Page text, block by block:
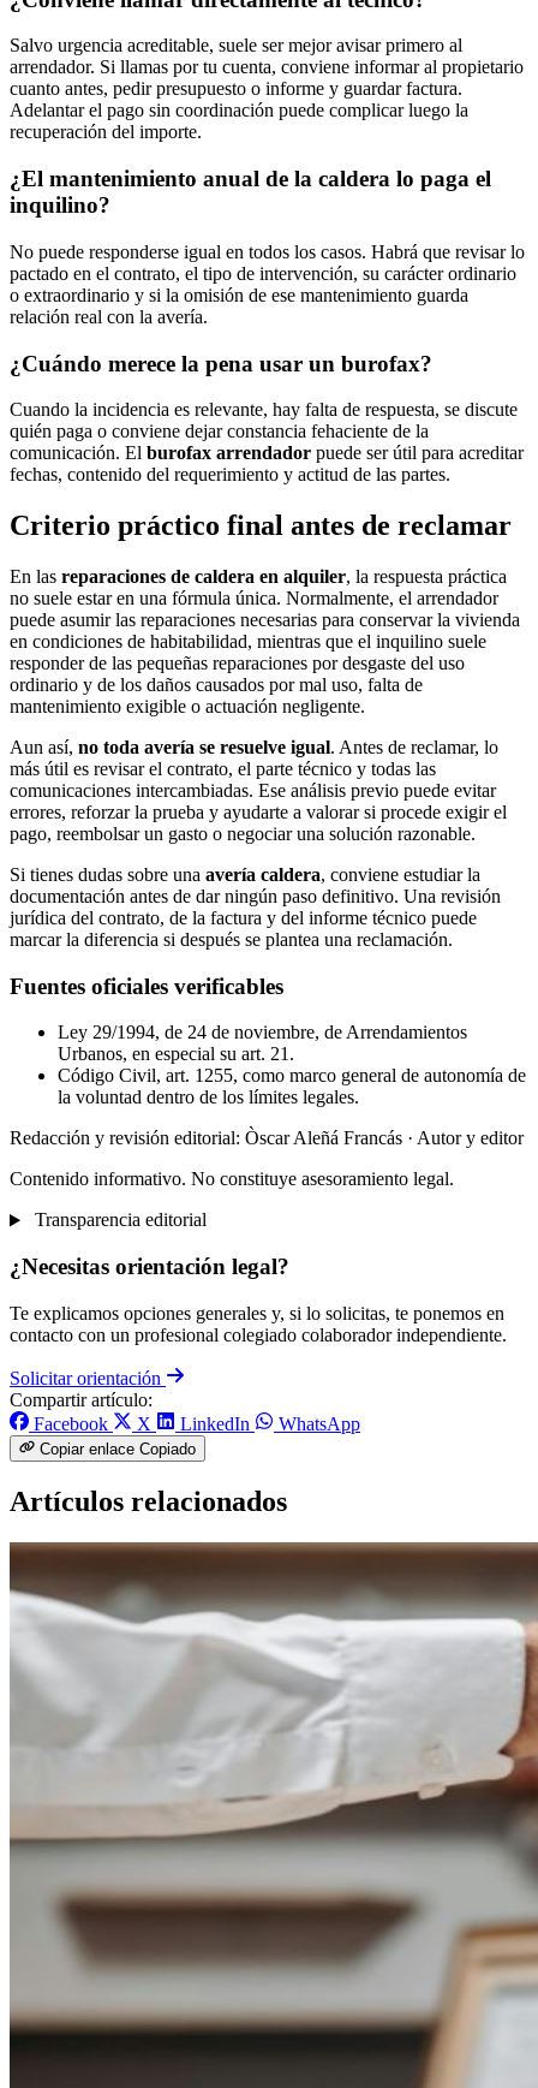
Salvo urgencia acreditable, suele ser mejor avisar primero al
arrendador. Si llamas por tu cuenta, conviene informar al propietario
cuanto antes, pedir presupuesto o informe y guardar factura.
Adelantar el pago sin coordinación puede complicar luego la
recuperación del importe.
¿El mantenimiento anual de la caldera lo paga el
inquilino?
No puede responderse igual en todos los casos. Habrá que revisar lo
pactado en el contrato, el tipo de intervención, su carácter ordinario
o extraordinario y si la omisión de ese mantenimiento guarda
relación real con la avería.
¿Cuándo merece la pena usar un burofax?
Cuando la incidencia es relevante, hay falta de respuesta, se discute
quién paga o conviene dejar constancia fehaciente de la
comunicación. El burofax arrendador puede ser útil para acreditar
fechas, contenido del requerimiento y actitud de las partes.
Criterio práctico final antes de reclamar
En las reparaciones de caldera en alquiler, la respuesta práctica
no suele estar en una fórmula única. Normalmente, el arrendador
puede asumir las reparaciones necesarias para conservar la vivienda
en condiciones de habitabilidad, mientras que el inquilino suele
responder de las pequeñas reparaciones por desgaste del uso
ordinario y de los daños causados por mal uso, falta de
mantenimiento exigible o actuación negligente.
Aun así, no toda avería se resuelve igual. Antes de reclamar, lo
más útil es revisar el contrato, el parte técnico y todas las
comunicaciones intercambiadas. Ese análisis previo puede evitar
errores, reforzar la prueba y ayudarte a valorar si procede exigir el
pago, reembolsar un gasto o negociar una solución razonable.
Si tienes dudas sobre una avería caldera, conviene estudiar la
documentación antes de dar ningún paso definitivo. Una revisión
jurídica del contrato, de la factura y del informe técnico puede
marcar la diferencia si después se plantea una reclamación.
Fuentes oficiales verificables
Ley 29/1994, de 24 de noviembre, de Arrendamientos
Urbanos, en especial su art. 21.
Código Civil, art. 1255, como marco general de autonomía de
la voluntad dentro de los límites legales.
Redacción y revisión editorial: Òscar Aleñá Francás · Autor y editor
Contenido informativo. No constituye asesoramiento legal.
Transparencia editorial
¿Necesitas orientación legal?
Te explicamos opciones generales y, si lo solicitas, te ponemos en
contacto con un profesional colegiado colaborador independiente.
Solicitar orientación
Compartir artículo:
Facebook
X LinkedIn WhatsApp
Copiar enlace Copiado
Artículos relacionados